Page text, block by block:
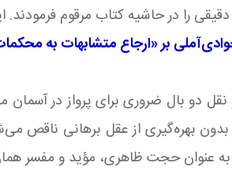
را در حاشیه کتاب مرقوم
بر «ارجاع متشابهات به
دو بال ضروری برای پرواز در آسمان
بدون بهره‌گیری از عقل برهانی ناقص
عنوان حجت ظاهری، مؤید و مفسر